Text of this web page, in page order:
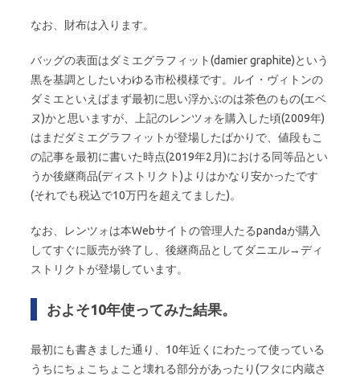
なお、財布は入ります。
バッグの表面はダミエグラフィット(damier graphite)という
黒を基調としたいわゆる市松模様です。ルイ・ヴィトンの
ダミエといえばまず最初に思い浮かぶのは茶色のもの(エベ
ヌ)かと思いますが、上記のレンツォを購入した頃(2009年)
はまだダミエグラフィットが登場したばかりで、値段もこ
の記事を最初に書いた時点(2019年2月)における同等品とい
うか後継商品(ディストリクト)よりはかなり安かったです
(それでも税込で10万円を超えてました)。
なお、レンツォは本Webサイトの管理人たるpandaが購入
してすぐに販売が終了し、後継商品としてダニエル→ディ
ストリクトが登場しています。
およそ10年使ってみた結果。
最初にも書きました通り、10年近くにわたって使っている
うちにちょこちょこと壊れる部分があったり(フタに内蔵さ